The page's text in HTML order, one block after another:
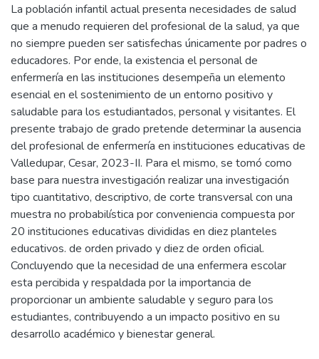
La población infantil actual presenta necesidades de salud
que a menudo requieren del profesional de la salud, ya que
no siempre pueden ser satisfechas únicamente por padres o
educadores. Por ende, la existencia el personal de
enfermería en las instituciones desempeña un elemento
esencial en el sostenimiento de un entorno positivo y
saludable para los estudiantados, personal y visitantes. El
presente trabajo de grado pretende determinar la ausencia
del profesional de enfermería en instituciones educativas de
Valledupar, Cesar, 2023-II. Para el mismo, se tomó como
base para nuestra investigación realizar una investigación
tipo cuantitativo, descriptivo, de corte transversal con una
muestra no probabilística por conveniencia compuesta por
20 instituciones educativas divididas en diez planteles
educativos. de orden privado y diez de orden oficial.
Concluyendo que la necesidad de una enfermera escolar
esta percibida y respaldada por la importancia de
proporcionar un ambiente saludable y seguro para los
estudiantes, contribuyendo a un impacto positivo en su
desarrollo académico y bienestar general.